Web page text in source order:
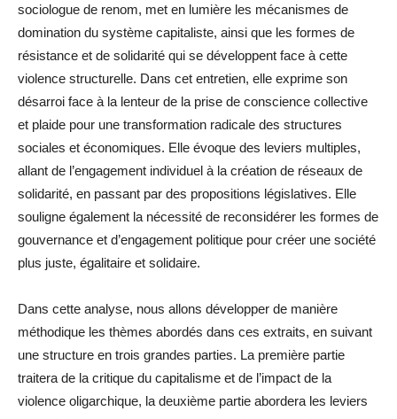
sociologue de renom, met en lumière les mécanismes de
domination du système capitaliste, ainsi que les formes de
résistance et de solidarité qui se développent face à cette
violence structurelle. Dans cet entretien, elle exprime son
désarroi face à la lenteur de la prise de conscience collective
et plaide pour une transformation radicale des structures
sociales et économiques. Elle évoque des leviers multiples,
allant de l’engagement individuel à la création de réseaux de
solidarité, en passant par des propositions législatives. Elle
souligne également la nécessité de reconsidérer les formes de
gouvernance et d’engagement politique pour créer une société
plus juste, égalitaire et solidaire.
Dans cette analyse, nous allons développer de manière
méthodique les thèmes abordés dans ces extraits, en suivant
une structure en trois grandes parties. La première partie
traitera de la critique du capitalisme et de l’impact de la
violence oligarchique, la deuxième partie abordera les leviers